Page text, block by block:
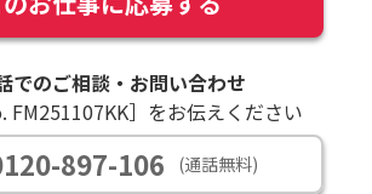
でのご相談・お問い合わせ
FM251107KK］をお伝えください
897-106 (通話無料)